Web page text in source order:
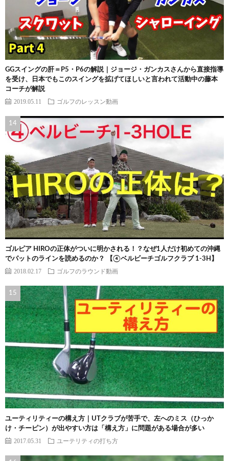
GGスイングの肝＝P5・P6の解説｜ジョージ・ガンカスさんから直接指導
を受け、日本でもこのスイングを拡げてほしいと言われて活動中の藤本
コーチが解説
2019.05.11 ゴルフのレッスン動画
ゴルピア HIROの正体がついに明かされる！？なぜ1人だけ初めての沖縄
でパットのラインを読めるのか？ 【④ベルビーチゴルフクラブ 1-3H】
2018.02.17 ゴルフのラウンド動画
ユーティリティーの構え方｜UTクラブが苦手で、左へのミス（ひっか
け・チーピン）が出やすい方は「構え方」に問題がある場合が多い
2017.05.31 ユーテリティの打ち方